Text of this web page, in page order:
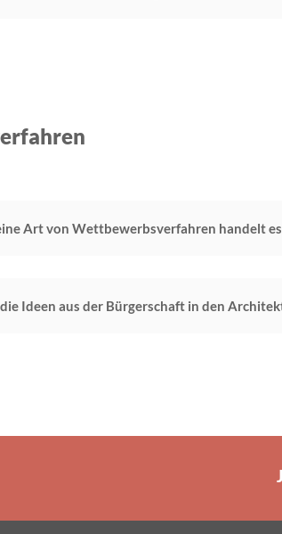
Art von Wettbewerbsverfahren handelt es
Ideen aus der Bürgerschaft in den